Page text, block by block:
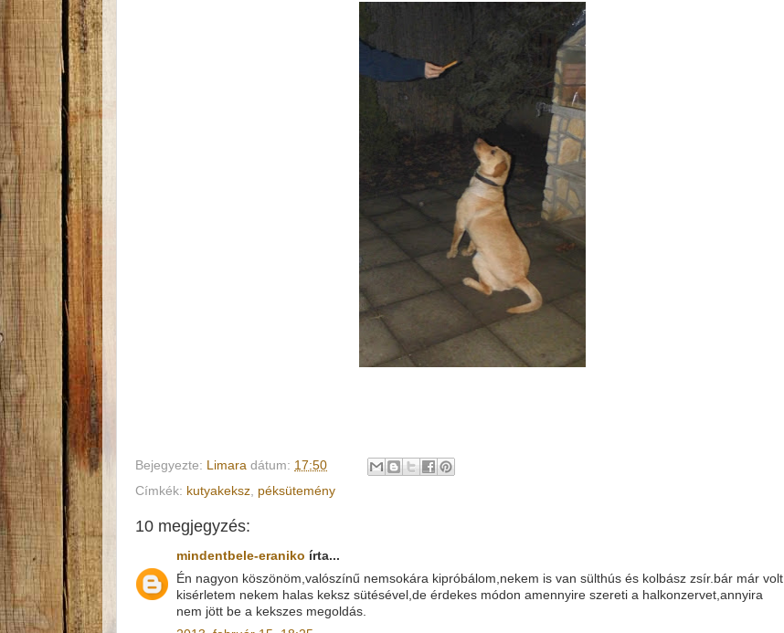
Bejegyezte: Limara dátum: 17:50
Címkék: kutyakeksz péksütemény
10 megjegyzés:
mindentbele-eraniko írta...
Én nagyon köszönöm,valószínű nemsokára kipróbálom,nekem is van sülthús és kolbász zsír.bár már volt
kisérletem nekem halas keksz sütésével,de érdekes módon amennyire szereti a halkonzervet,annyira
nem jött be a kekszes megoldás.